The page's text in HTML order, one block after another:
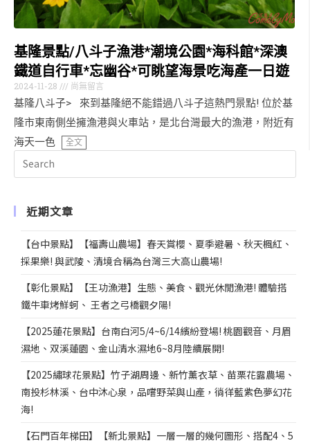
基隆景點/八斗子漁港*潮境公園*海科館*深澳
鐵道自行車*忘幽谷*可眺望海景吃海產一日遊
2024-11-28 尚無留言
基隆八斗子> 來到基隆絕不能錯過八斗子這熱門景點! 位於基
隆市東南側坐擁漁港與火車站，是北台灣最大的漁港，附近有
海天一色
全文
近期文章
【台中景點】【福壽山農場】春天賞櫻、夏季避暑、秋天楓紅、
採果樂! 與武陵、清境合稱為台灣三大高山農場!
【彰化景點】【王功漁港】生態、美食、觀光休閒漁港! 體驗搭
鐵牛車烤鮮蚵、 王者之弓橋觀夕陽!
【2025蓮花景點】台南白河5/4~6/14繽紛登場! 桃園觀音、月眉
濕地、双溪蓮園、金山清水濕地6~8月陸續展開!
【2025繡球花景點】竹子湖周邊、新竹薰衣草、苗栗花露農場、
南投杉林溪、台中沐心泉，品嚐野菜與山產，徜徉藍紫色夢幻花
海!
【石門百年梯田】【新北景點】一層一層的幾何圖形、搭配4、5